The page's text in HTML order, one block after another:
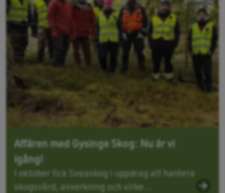
Affären med Gysinge Skog: Nu är vi
igång!
I oktober fick Sveaskog i uppdrag att hantera
skogsvård, avverkning och virke...